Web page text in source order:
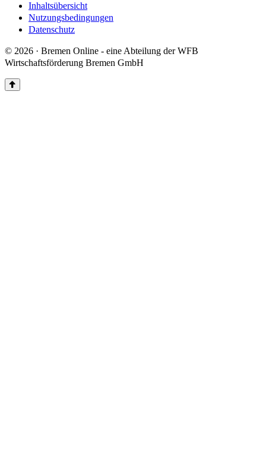
Inhaltsübersicht
Nutzungsbedingungen
Datenschutz
© 2026 · Bremen Online - eine Abteilung der WFB
Wirtschaftsförderung Bremen GmbH